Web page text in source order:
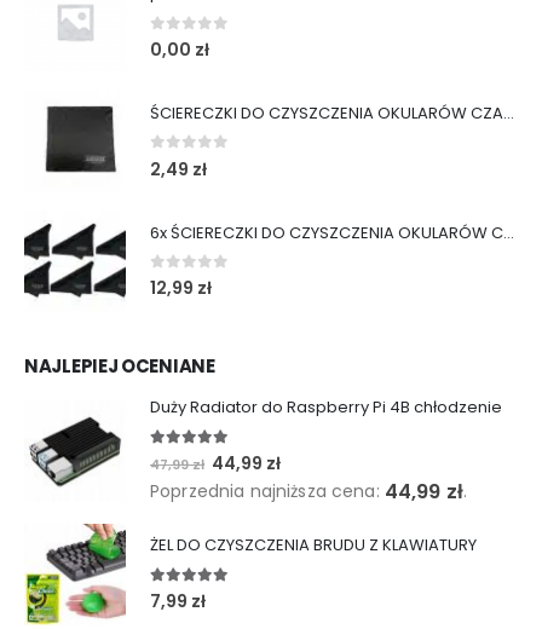
0 out of 5
0,00 zł
ŚCIERECZKI DO CZYSZCZENIA OKULARÓW CZARNE
0 out of 5
2,49 zł
6x ŚCIERECZKI DO CZYSZCZENIA OKULARÓW CZARNE
0out of 5
12,99 zł
NAJLEPIEJ OCENIANE
Duży Radiator do Raspberry Pi 4B chłodzenie
out of 5
47,99zł Pierwotna
cena
47,99 zł.
44,99 złAktualna
cena
44,99 zł.
Poprzednia najniższa cena: 44,99 zł.
ŻEL DO CZYSZCZENIA BRUDU Z KLAWIATURY
5.00 out of 5
7,99 zł